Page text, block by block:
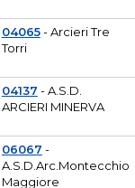
04065- Arcieri Tre
Torri
04137 - A.S.D.
ARCIERI MINERVA
06067 -
A.S.D.Arc.Montecchio
Maggiore